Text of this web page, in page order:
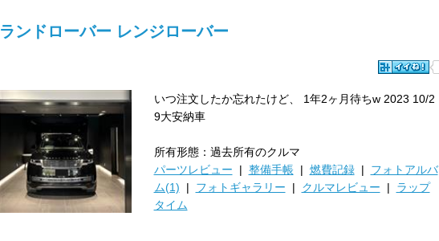
ランドローバー レンジローバー
いつ注文したか忘れたけど、 1年2ヶ月待ちw 2023 10/2
9大安納車
所有形態：過去所有のクルマ
パーツレビュー | 整備手帳| 燃費記録| フォトアルバ
ム(1) | フォトギャラリー | クルマレビュー | ラップ
タイム